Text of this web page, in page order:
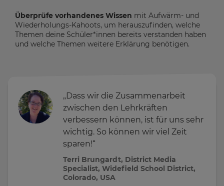
Überprüfe vorhandenes Wissen mit Aufwärm- und
Wiederholungs-Kahoots, um herauszufinden, welche
Themen deine Schüler*innen bereits verstanden haben
und welche Themen weitere Erklärung benötigen.
„Dass wir die Zusammenarbeit
zwischen den Lehrkräften
verbessern können, ist für uns sehr
wichtig. So können wir viel Zeit
sparen!“
Terri Brungardt, District Media
Specialist, Widefield School District,
Colorado, USA